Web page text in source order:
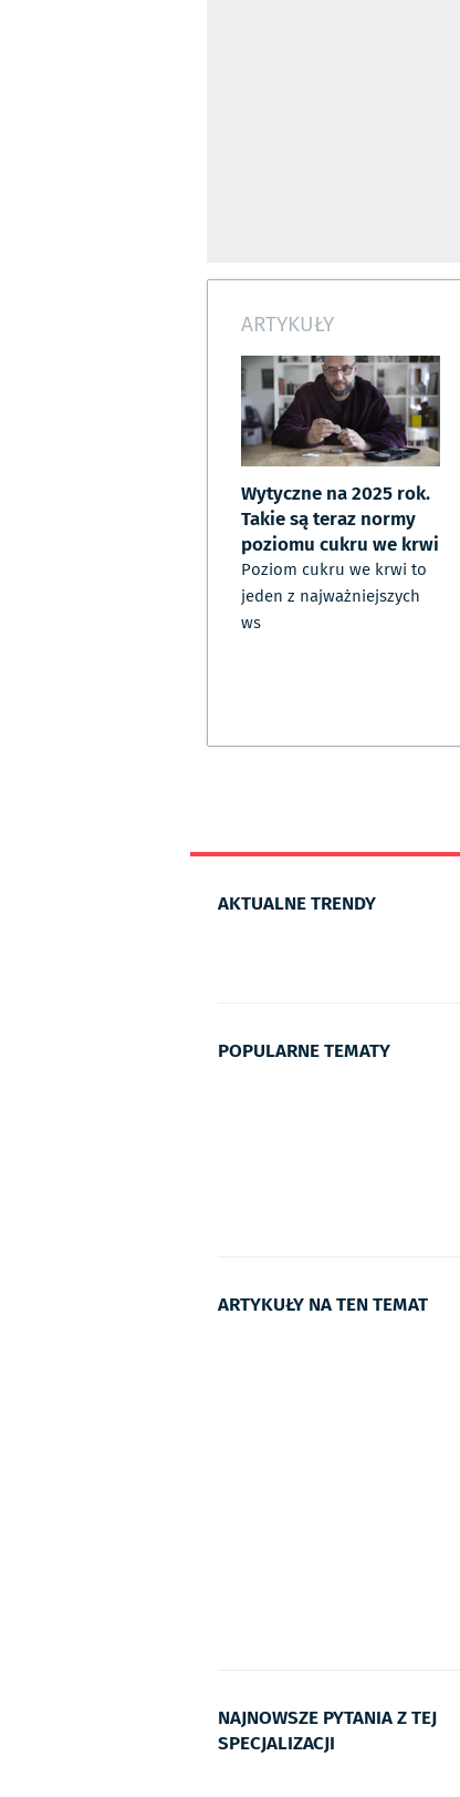
ARTYKUŁY
Wytyczne na 2025 rok.
Takie są teraz normy
poziomu cukru we krwi
Poziom cukru we krwi to
jeden z najważniejszych
ws
AKTUALNE TRENDY
POPULARNE TEMATY
ARTYKUŁY NA TEN TEMAT
NAJNOWSZE PYTANIA Z TEJ
SPECJALIZACJI